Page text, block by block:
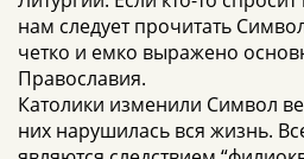
нам следует прочитать
четко и емко выражено
Православия.
Католики изменили Символ
них нарушилась вся жизнь.